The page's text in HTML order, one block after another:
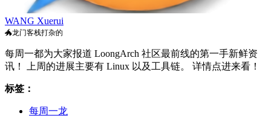
WANG Xuerui
🐲龙门客栈打杂的
每周一都为大家报道 LoongArch 社区最前线的第一手新鲜资
讯！ 上周的进展主要有 Linux 以及工具链。 详情点进来看！
标签：
每周一龙